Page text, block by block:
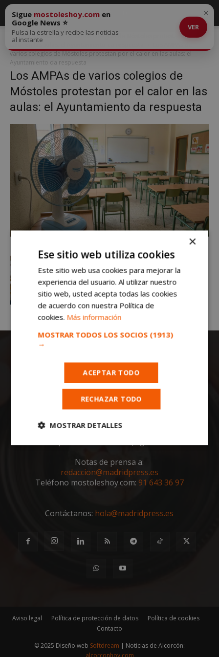
Inicio
Los AMPAs de varios colegios de Móstoles protestan por el
calor en las aulas: el Ayuntamiento da respuesta
varios colegios de Móstoles protestan por el calor en las aulas: el
Ayuntamiento da respuesta
Los AMPAs de varios colegios de
Móstoles protestan por el calor en las
aulas: el Ayuntamiento da respuesta
Sigue mostoleshoy.com en
Google News ⭐
Pulsa la estrella y recibe las noticias
al instante
VER
×
Todas las noticias de Móstoles en
mostoleshoy.com. Mantente informado de
toda la actualidad, noticias, eventos, ocio y
Notas de prensa a:
redaccion@madridpress.es
Teléfono mostoleshoy.com: 91 643 36 97
Contáctanos: hola@madridpress.es
Aviso legal Política de protección de datos
Política de cookies
Contacto
© 2025 Diseño web Softdream | Noticias de Alcorcón:
alcorconhoy.com
×
Ese sitio web utiliza cookies
Este sitio web usa cookies para mejorar la
experiencia del usuario. Al utilizar nuestro
sitio web, usted acepta todas las cookies
de acuerdo con nuestra Política de
cookies. Más información
MOSTRAR TODOS LOS SOCIOS (1913)
→
ACEPTAR TODO
RECHAZAR TODO
MOSTRAR DETALLES
Cookies
necesarias
Cookies de
preferencias
funcionalidad
Cookies no clasificadas
Cookies estrictamente necesarias
Cookies de rendimiento
Cookies de preferencias
Cookies de funcionalidad